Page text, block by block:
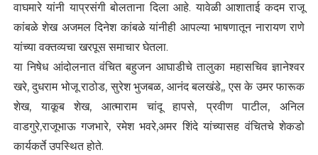
वाघमारे यांनी याप्रसंगी बोलताना दिला आहे. यावेळी आशाताई कदम राजू
कांबळे शेख अजमल दिनेश कांबळे यांनीही आपल्या भाषणातून नारायण राणे
यांच्या वक्तव्यचा खरपूस समाचार घेतला.
या निषेध आंदोलनात वंचित बहुजन आघाडीचे तालुका महासचिव ज्ञानेश्वर
खरे, दुधराम भोजू राठोड, सुरेश भुजबळ, आनंद बलखंडे,, एस के उमर फारूक
शेख, याकूब शेख, आत्माराम चांदू हापसे, प्रवीण पाटील, अनिल
वाडगुरे,राजूभाऊ गजभारे, रमेश भवरे,अमर शिंदे यांच्यासह वंचितचे शेकडो
कार्यकर्ते उपस्थित होते.